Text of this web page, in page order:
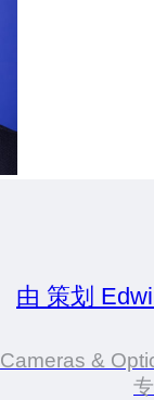
由 策划
Cameras &